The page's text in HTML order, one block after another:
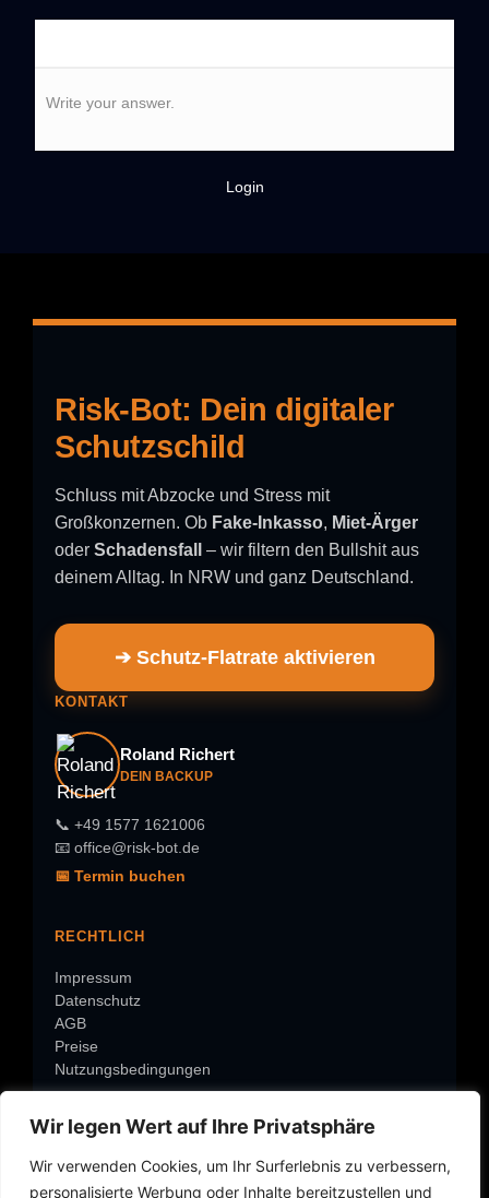
Wir legen Wert auf Ihre Privatsphäre
Wir verwenden Cookies, um Ihr Surferlebnis zu verbessern,
personalisierte Werbung oder Inhalte bereitzustellen und
Write your answer.
Login
Risk-Bot: Dein digitaler
Schutzschild
Schluss mit Abzocke und Stress mit
Großkonzernen. Ob Fake-Inkasso, Miet-Ärger
oder Schadensfall
– wir filtern den Bullshit aus
deinem Alltag. In NRW und ganz Deutschland.
➔ Schutz-Flatrate aktivieren
KONTAKT
Roland Richert
DEIN BACKUP
📞 +49 1577 1621006
📧 office@risk-bot.de
📅 Termin buchen
RECHTLICH
Impressum
Datenschutz
AGB
Preise
Nutzungsbedingungen
ÜBER RISK-BOT
Warum Risk-Bot?
Über Roland